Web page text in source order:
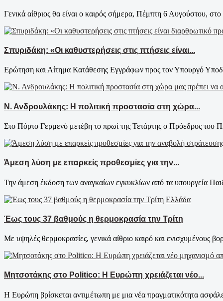
Γενικά αίθριος θα είναι ο καιρός σήμερα, Πέμπτη 6 Αυγούστου,
Σπυριδάκη: «Οι καθυστερήσεις στις πτήσεις είναι...
Ερώτηση και Αίτημα Κατάθεσης Εγγράφων προς τον Υπουργό
Ν. Ανδρουλάκης: Η πολιτική προστασία στη χώρα...
Στο Πόρτο Γερμενό μετέβη το πρωί της Τετάρτης ο Πρόεδρος
Άμεση λύση με επαρκείς προθεσμίες για την...
Την άμεση έκδοση των αναγκαίων εγκυκλίων από τα υπουργεία
Ελλάδα
Έως τους 37 βαθμούς η θερμοκρασία την Τρίτη
Με υψηλές θερμοκρασίες, γενικά αίθριο καιρό και ενισχυμένους
Μητσοτάκης στο Politico: Η Ευρώπη χρειάζεται νέο...
Η Ευρώπη βρίσκεται αντιμέτωπη με μια νέα πραγματικότητα